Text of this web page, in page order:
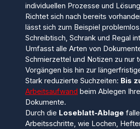
individuellen Prozesse und
Richtet sich nach bereits
lässt sich zum Beispiel problemlos
Schreibtisch, Schrank und Regal
Umfasst alle Arten von
Schmierzettel und Notizen zu nur
Vorgängen bis hin zur
Stark reduzierte Suchzeiten: Bis
Arbeitsaufwand beim Ablegen
Dokumente.
Durch die Loseblatt-Ablage
Arbeitsschritte, wie Lochen,